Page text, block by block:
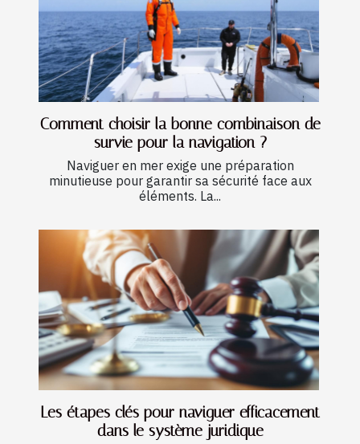
Comment choisir la bonne combinaison de
survie pour la navigation ?
Naviguer en mer exige une préparation
minutieuse pour garantir sa sécurité face aux
éléments. La...
Les étapes clés pour naviguer efficacement
dans le système juridique